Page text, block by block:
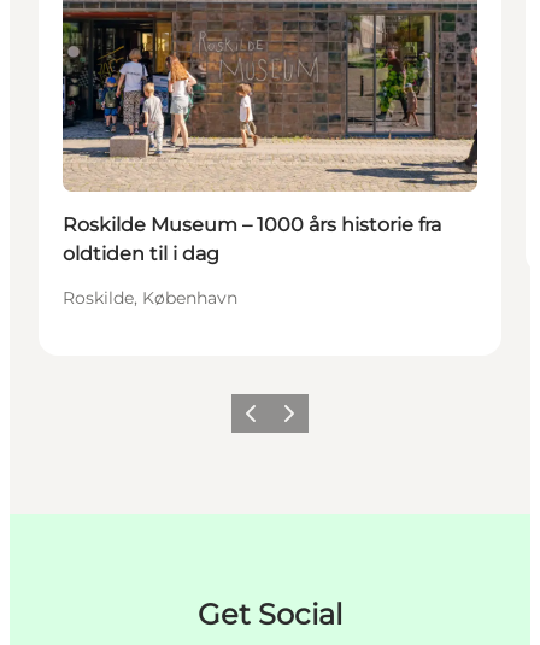
Roskilde Museum – 1000 års historie fra
oldtiden til i dag
Roskilde, København
ForrigeNæste
Get Social